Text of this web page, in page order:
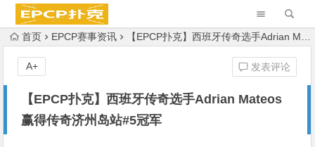
首页 EPCP赛事资讯 【EPCP扑克】西班牙传奇选手Adrian Mateos赢得传奇济州岛站#5冠军
【EPCP扑克】西班牙传奇选手Adrian Mateos
赢得传奇济州岛站#5冠军
发表评论
A+